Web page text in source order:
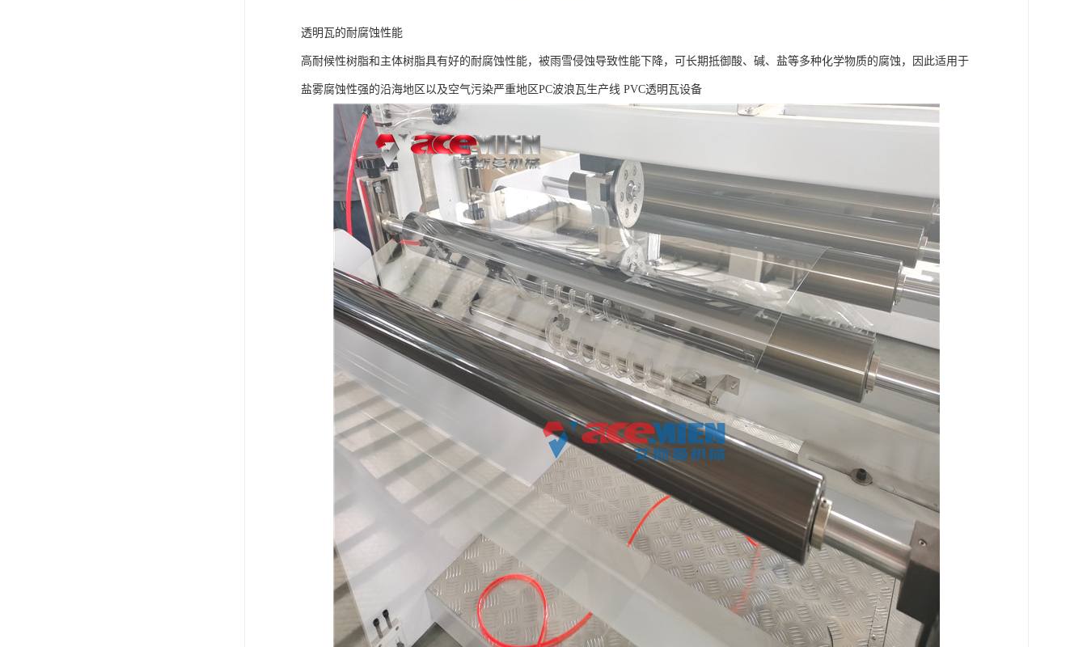
透明瓦的耐腐蚀性能
高耐候性树脂和主体树脂具有好的耐腐蚀性能，被雨雪侵蚀导致性能下降，可长期抵御酸、碱、盐等多种化学物质的腐蚀，因此适用于
盐雾腐蚀性强的沿海地区以及空气污染严重地区PC波浪瓦生产线 PVC透明瓦设备